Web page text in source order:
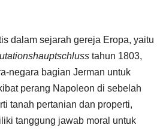
dalam sejarah gereja Eropa, yaitu
tahun 1803,
negara bagian Jerman untuk
perang Napoleon di sebelah
tanah pertanian dan properti,
tanggung jawab moral untuk